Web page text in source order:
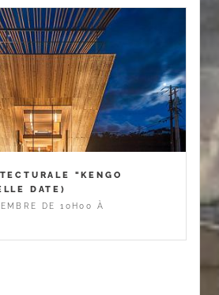
"KENGO
DATE)
DE 10H00 À